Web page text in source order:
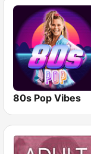
80s Pop Vibes